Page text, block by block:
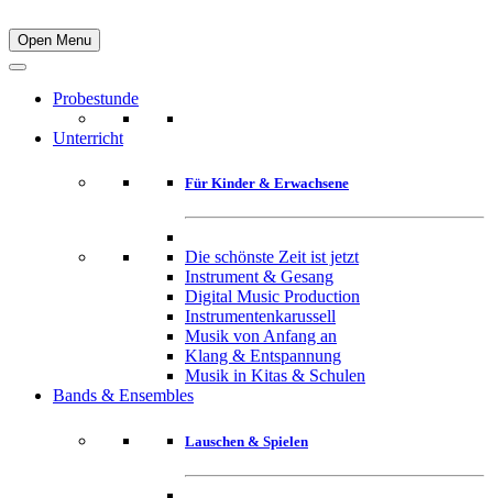
Open Menu
Probestunde
Unterricht
Für Kinder & Erwachsene
Die schönste Zeit ist jetzt
Instrument & Gesang
Digital Music Production
Instrumentenkarussell
Musik von Anfang an
Klang & Entspannung
Musik in Kitas & Schulen
Bands & Ensembles
Lauschen & Spielen